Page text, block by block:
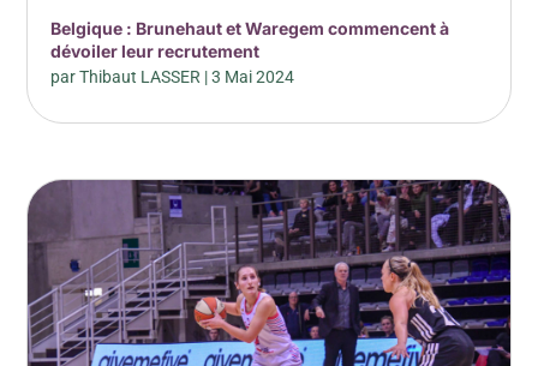
Belgique : Brunehaut et Waregem commencent à
dévoiler leur recrutement
parThibaut LASSER |3 Mai 2024